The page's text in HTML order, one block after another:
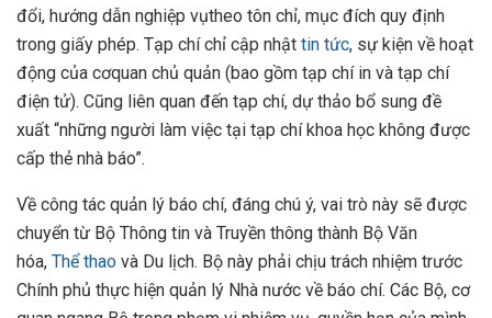
đổi, hướng dẫn nghiệp vụtheo tôn chỉ, mục đích quy định
trong giấy phép. Tạp chí chỉ cập nhật tin tức, sự kiện về hoạt
động của cơquan chủ quản (bao gồm tạp chí in và tạp chí
điện tử). Cũng liên quan đến tạp chí, dự thảo bổ sung đề
xuất “những người làm việc tại tạp chí khoa học không được
cấp thẻ nhà báo”.
Về công tác quản lý báo chí, đáng chú ý, vai trò này sẽ được
chuyển từ Bộ Thông tin và Truyền thông thành Bộ Văn
hóa, Thể thao và Du lịch. Bộ này phải chịu trách nhiệm trước
Chính phủ thực hiện quản lý Nhà nước về báo chí. Các Bộ, cơ